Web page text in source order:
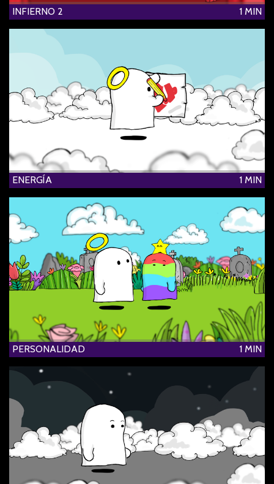
INFIERNO 2 1 MIN
ENERGÍA 1 MIN
PERSONALIDAD 1 MIN